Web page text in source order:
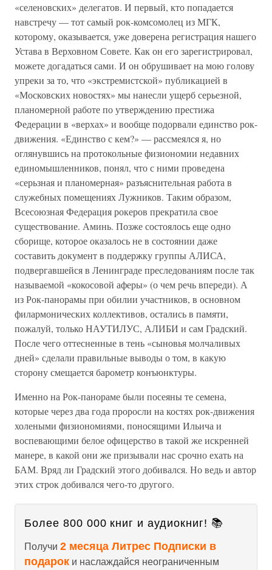
«селеновских» делегатов. И первый, кто попадается
навстречу — тот самый рок-комсомолец из МГК,
которому, оказывается, уже доверена регистрация нашего
Устава в Верховном Совете. Как он его зарегистрировал,
можете догадаться сами. И он обрушивает на мою голову
упреки за то, что «экстремистской» публикацией в
«Московских новостях» мы нанесли ущерб серьезной,
планомерной работе по утверждению престижа
Федерации в «верхах» и вообще подорвали единство рок-
движения. «Единство с кем?» — рассмеялся я, но
оглянувшись на протокольные физиономии недавних
единомышленников, понял, что с ними проведена
«серьзная и планомерная» разъяснительная работа в
служебных помещениях Лужников. Таким образом,
Всесоюзная Федерация рокеров прекратила свое
существование. Аминь. Позже состоялось еще одно
сборище, которое оказалось не в состоянии даже
составить документ в поддержку группы АЛИСА,
подвергавшейся в Ленинграде преследованиям после так
называемой «кокосовой аферы» (о чем речь впереди). А
из Рок-панорамы при обилии участников, в основном
филармонических коллективов, остались в памяти,
пожалуй, только НАУТИЛУС, АЛИБИ и сам Градский.
После чего оттесненные в тень «сыновья молчаливых
дней» сделали правильные выводы о том, в какую
сторону смещается барометр конъюнктуры.
Именно на Рок-панораме были посеяны те семена,
которые через два года проросли на костях рок-движения
холеными физиономиями, поносящими Ильича и
воспевающими белое офицерство в такой же искренней
манере, в какой они же призывали нас срочно ехать на
БАМ. Вряд ли Градский этого добивался. Но ведь и автор
этих строк добивался чего-то другого.
Более 800 000 книг и аудиокниг! 📚
Получи 2 месяца Литрес Подписки в
подарок и наслаждайся неограниченным